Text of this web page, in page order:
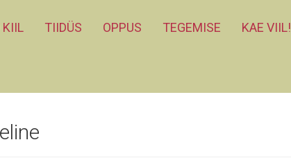
KIIL TIIDÜS OPPUS TEGEMISE KAE VIIL!